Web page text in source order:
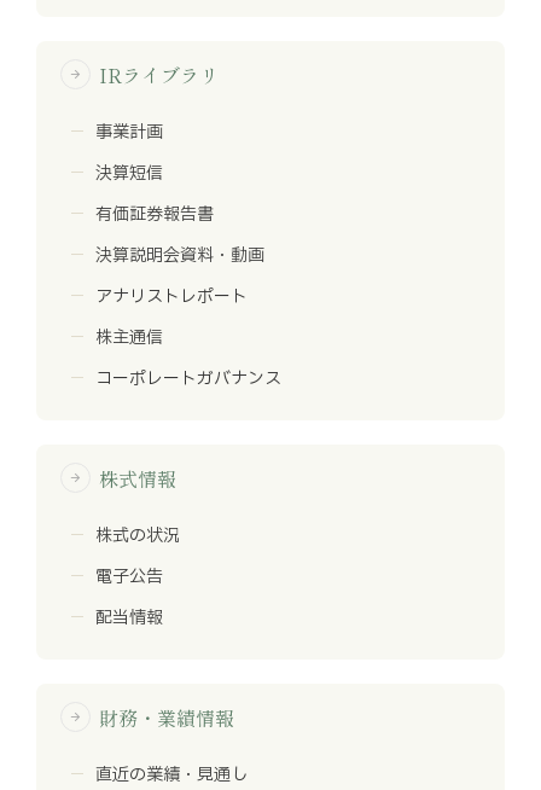
arrow_forward IRライブラリ
事業計画
決算短信
有価証券報告書
決算説明会資料・動画
アナリストレポート
株主通信
コーポレートガバナンス
arrow_forward 株式情報
株式の状況
電子公告
配当情報
arrow_forward 財務・業績情報
直近の業績・見通し